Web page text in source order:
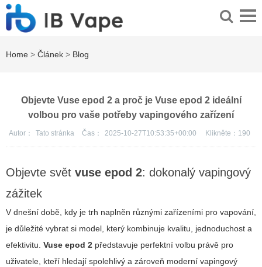
Home > Článek > Blog
Objevte Vuse epod 2 a proč je Vuse epod 2 ideální
volbou pro vaše potřeby vapingového zařízení
Autor： Tato stránka Čas： 2025-10-27T10:53:35+00:00 Klikněte： 190
Objevte svět vuse epod 2: dokonalý vapingový
zážitek
V dnešní době, kdy je trh naplněn různými zařízeními pro vapování,
je důležité vybrat si model, který kombinuje kvalitu, jednoduchost a
efektivitu. Vuse epod 2 představuje perfektní volbu právě pro
uživatele, kteří hledají spolehlivý a zároveň moderní vapingový